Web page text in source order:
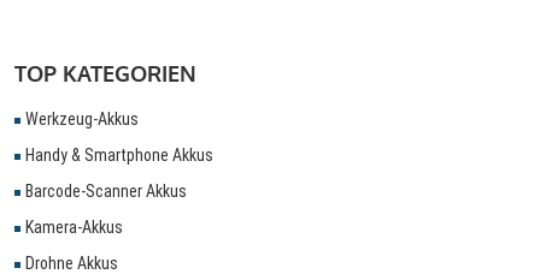
TOP KATEGORIEN
Werkzeug-Akkus
Handy & Smartphone Akkus
Barcode-Scanner Akkus
Kamera-Akkus
Drohne Akkus